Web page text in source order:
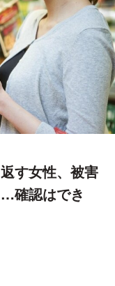
す女性、被害
確認はでき